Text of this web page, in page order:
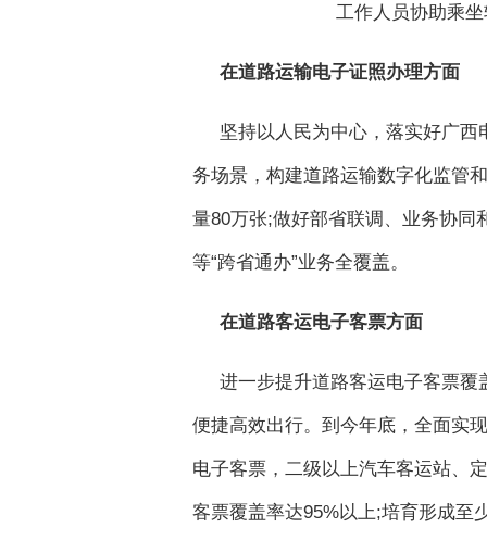
工作人员协助乘
在道路运输电子证照办理方面
坚持以人民为中心，落实好广
务场景，构建道路运输数字化监管
量80万张;做好部省联调、业务协同
等“跨省通办”业务全覆盖。
在道路客运电子客票方面
进一步提升道路客运电子客票
便捷高效出行。到今年底，全面实
电子客票，二级以上汽车客运站、
客票覆盖率达95%以上;培育形成至